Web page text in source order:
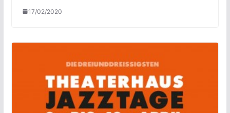
17/02/2020